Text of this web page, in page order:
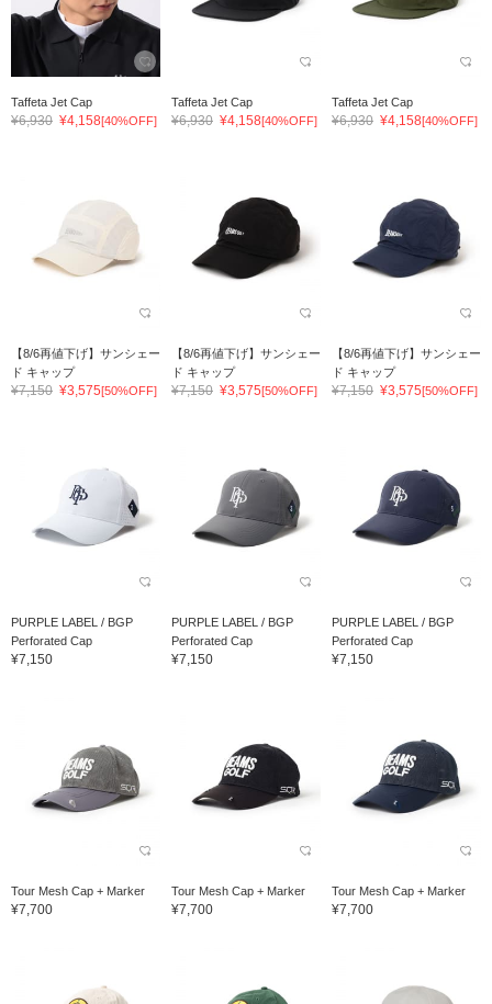
Taffeta Jet Cap
¥6,930 ¥4,158[40%OFF]
Taffeta Jet Cap
¥6,930 ¥4,158[40%OFF]
Taffeta Jet Cap
¥6,930 ¥4,158[40%OFF]
【8/6再値下げ】サンシェー
ド キャップ
¥7,150 ¥3,575[50%OFF]
【8/6再値下げ】サンシェー
ド キャップ
¥7,150 ¥3,575[50%OFF]
【8/6再値下げ】サンシェー
ド キャップ
¥7,150 ¥3,575[50%OFF]
PURPLE LABEL / BGP
Perforated Cap
¥7,150
PURPLE LABEL / BGP
Perforated Cap
¥7,150
PURPLE LABEL / BGP
Perforated Cap
¥7,150
Tour Mesh Cap + Marker
¥7,700
Tour Mesh Cap + Marker
¥7,700
Tour Mesh Cap + Marker
¥7,700